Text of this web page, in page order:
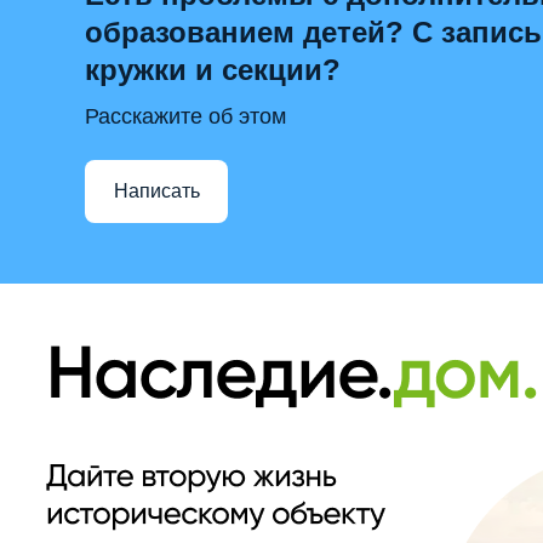
образованием детей? С
кружки и секции?
Расскажите об этом
Написать